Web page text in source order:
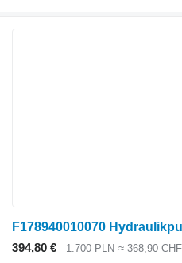
394,80 € 1.700 PLN ≈ 368,90 CHF